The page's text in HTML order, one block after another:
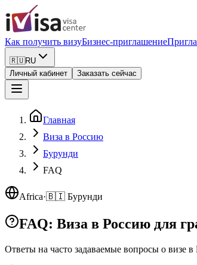
Как получить визуБизнес-приглашение
🇷🇺RU
Личный кабинет
Заказать сейчас
Главная
Виза в Россию
Бурунди
FAQ
Africa·🇧🇮 Бурунди
FAQ: Виза в Россию для
Ответы на часто задаваемые вопросы о визе